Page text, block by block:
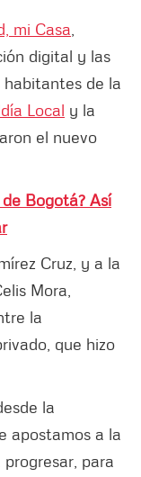
mi Casa
digital y las
habitantes de la
Local y la
el nuevo
Bogotá? Así
Cruz, y a la
Mora,
la
que hizo
la
apostamos a la
para